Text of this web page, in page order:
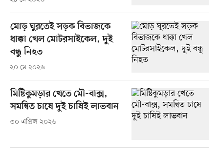
মোড় ঘুরতেই সড়ক বিভাজকে
ধাক্কা খেল মোটরসাইকেল, দুই
বন্ধু নিহত
২০ মে ২০২৬
মিষ্টিকুমড়ার খেতে মৌ-বাক্স,
সমন্বিত চাষে দুই চাষিই লাভবান
৩০ এপ্রিল ২০২৬